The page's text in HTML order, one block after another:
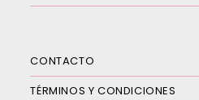
CONTACTO
TÉRMINOS Y CONDICIONES